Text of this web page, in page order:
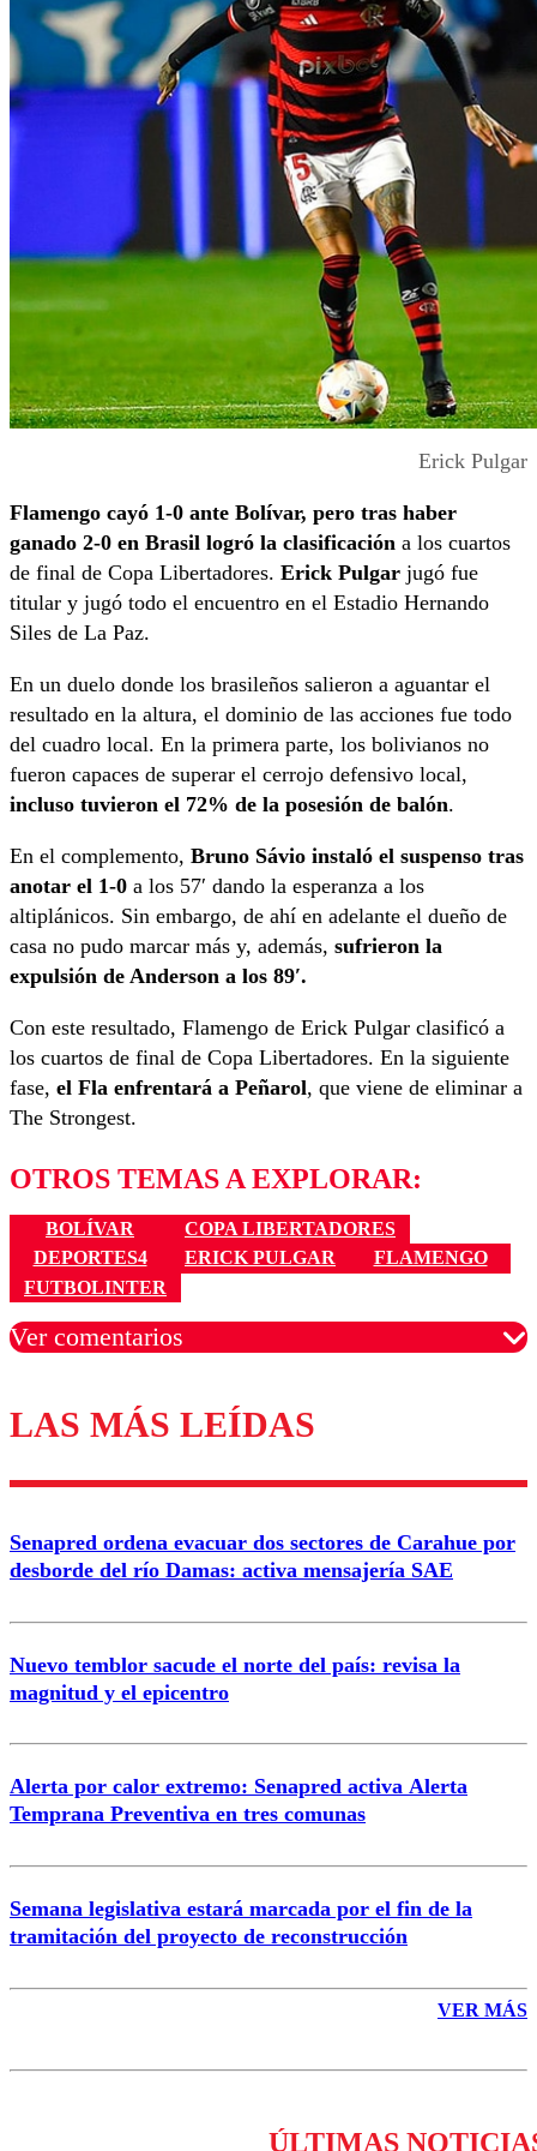
Erick Pulgar
Flamengo cayó 1-0 ante Bolívar, pero tras haber
ganado 2-0 en Brasil logró la clasificación a los cuartos
de final de Copa Libertadores. Erick Pulgar jugó fue
titular y jugó todo el encuentro en el Estadio Hernando
Siles de La Paz.
En un duelo donde los brasileños salieron a aguantar el
resultado en la altura, el dominio de las acciones fue todo
del cuadro local. En la primera parte, los bolivianos no
fueron capaces de superar el cerrojo defensivo local,
incluso tuvieron el 72% de la posesión de balón.
En el complemento, Bruno Sávio instaló el suspenso tras
anotar el 1-0 a los 57′ dando la esperanza a los
altiplánicos. Sin embargo, de ahí en adelante el dueño de
casa no pudo marcar más y, además, sufrieron la
expulsión de Anderson a los 89′.
Con este resultado, Flamengo de Erick Pulgar clasificó a
los cuartos de final de Copa Libertadores. En la siguiente
fase, el Fla enfrentará a Peñarol, que viene de eliminar a
The Strongest.
OTROS TEMAS A EXPLORAR:
BOLÍVAR
COPA LIBERTADORES
DEPORTES4
ERICK PULGAR
FLAMENGO
FUTBOLINTER
Ver comentarios
Los comentarios son moderados para garantizar un
diálogo respetuoso.
Correo
LAS MÁS LEÍDAS
Senapred ordena evacuar dos sectores de Carahue por
desborde del río Damas: activa mensajería SAE
Nuevo temblor sacude el norte del país: revisa la
magnitud y el epicentro
Alerta por calor extremo: Senapred activa Alerta
Temprana Preventiva en tres comunas
Semana legislativa estará marcada por el fin de la
tramitación del proyecto de reconstrucción
VER MÁS
ÚLTIMAS